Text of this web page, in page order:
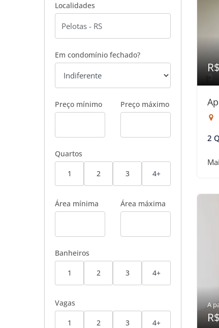
Localidades
Em condomínio fechado?
Preço mínimo Preço máximo
Quartos
1 2 3 4+
Área mínima Área máxima
Banheiros
1 2 3 4+
Vagas
1 2 3 4+
2
A